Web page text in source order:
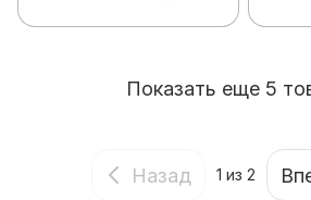
Показать еще 5
Назад 1 из 2